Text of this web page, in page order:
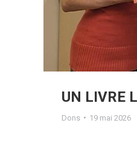
UN LIVRE
Dons 19 mai 2026